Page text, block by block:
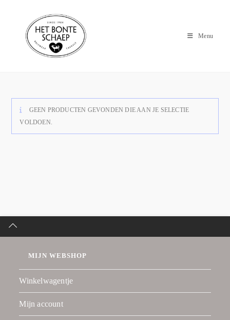
Menu
GEEN PRODUCTEN GEVONDEN DIE AAN JE SELECTIE
VOLDOEN.
MIJN WEBSHOP
Winkelwagentje
Mijn account